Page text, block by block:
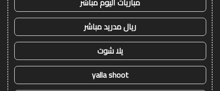
ريال مدريد مباشر
يلا شوت
yalla shoot